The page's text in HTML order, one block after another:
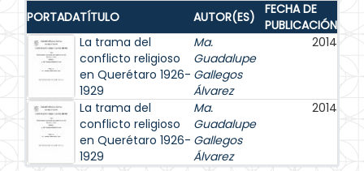
PORTADATÍTULO AUTOR(ES)
FECHA DE
PUBLICACIÓN
La trama del
conflicto religioso
en Querétaro 1926-
1929
Ma.
Guadalupe
Gallegos
Álvarez
2014
La trama del
conflicto religioso
en Querétaro 1926-
1929
Ma.
Guadalupe
Gallegos
Álvarez
2014